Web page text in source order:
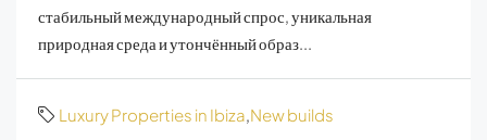
стабильный международный спрос, уникальная
природная среда и утончённый образ...
Luxury Properties in Ibiza New builds